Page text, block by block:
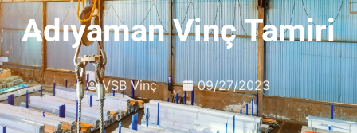
Adıyaman Vinç Tamiri
VSB Vinç 09/27/2023